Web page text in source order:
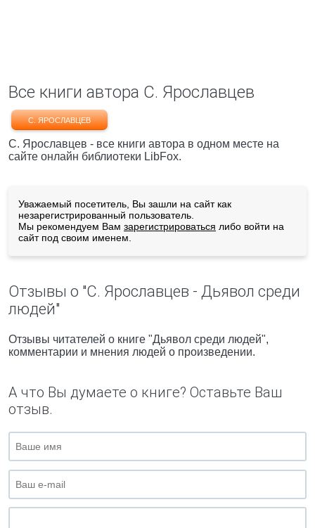
Все книги автора С. Ярославцев
С. ЯРОСЛАВЦЕВ
С. Ярославцев - все книги автора в одном месте на
сайте онлайн библиотеки LibFox.
Уважаемый посетитель, Вы зашли на сайт как
незарегистрированный пользователь.
Мы рекомендуем Вам зарегистрироваться либо войти на
сайт под своим именем.
Отзывы о "С. Ярославцев - Дьявол среди
людей"
Отзывы читателей о книге "Дьявол среди людей",
комментарии и мнения людей о произведении.
А что Вы думаете о книге? Оставьте Ваш
отзыв.